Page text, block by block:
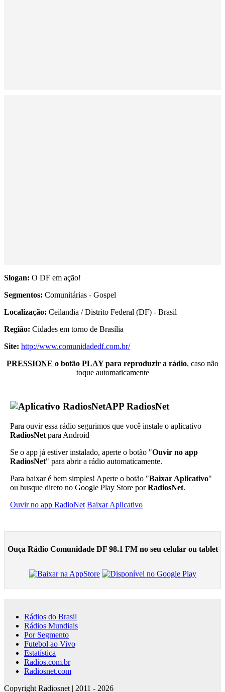
Slogan: O DF em ação!
Segmentos: Comunitárias - Gospel
Localização: Ceilandia / Distrito Federal (DF) - Brasil
Região: Cidades em torno de Brasília
Site: http://www.comunidadedf.com.br/
PRESSIONE o botão PLAYpara reproduzir a rádio, caso não
toque automaticamente
APP RadiosNet
Para ouvir essa rádio segurimos que você instale o aplicativo
RadiosNet para Android
Se o app já estiver instalado, aperte o botão "Ouvir no app
RadiosNet" para abrir a rádio automaticamente.
Para baixar é bem simples! Aperte o botão "Baixar Aplicativo"
ou busque direto no Google Play Store porRadiosNet.
Ouvir no app RadioNet Baixar Aplicativo
Ouça Rádio Comunidade DF 98.1 FM no seu celular ou tablet
Rádios do Brasil
Rádios Mundiais
Por Segmento
Futebol ao Vivo
Estatística
Radios.com.br
Radiosnet.com
Copyright Radiosnet | 2011 - 2026